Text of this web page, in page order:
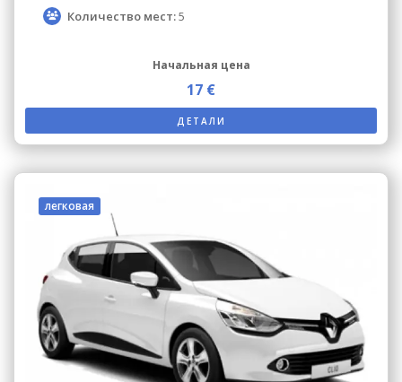
Количество мест:5
Начальная цена
17 €
ДЕТАЛИ
легковая